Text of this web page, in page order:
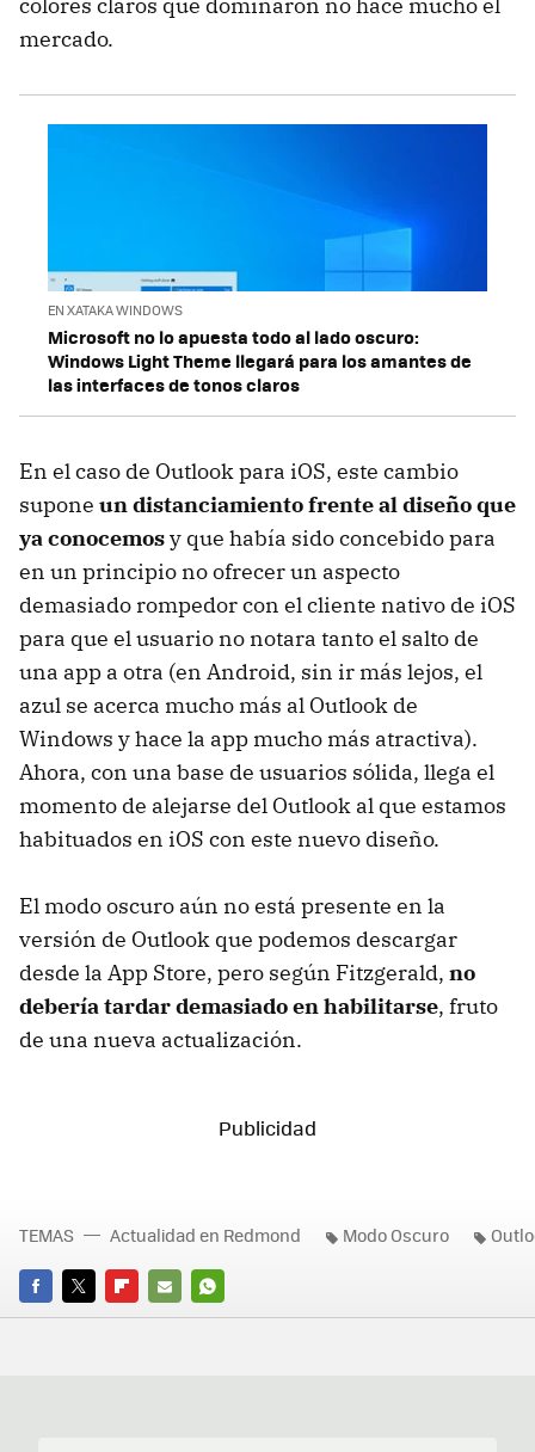
mercado.
EN XATAKA WINDOWS
Microsoft no lo apuesta todo al lado oscuro:
Windows Light Theme llegará para los amantes de
las interfaces de tonos claros
En el caso de Outlook para iOS, este cambio
supone un distanciamiento frente al diseño que
ya conocemosy que había sido concebido para
en un principio no ofrecer un aspecto
demasiado rompedor con el cliente nativo de iOS
para que el usuario no notara tanto el salto de
una app a otra (en Android, sin ir más lejos, el
azul se acerca mucho más al Outlook de
Windows y hace la app mucho más atractiva).
Ahora, con una base de usuarios sólida, llega el
momento de alejarse del Outlook al que estamos
habituados en iOS con este nuevo diseño.
El modo oscuro aún no está presente en la
versión de Outlook que podemos descargar
desde la App Store, pero según Fitzgerald, no
debería tardar demasiado en habilitarse, fruto
de una nueva actualización.
FACEBOOK
TWITTERFLIPBOARD
E-
WHATSAPP
TEMAS Actualidad en Redmond Modo Oscuro